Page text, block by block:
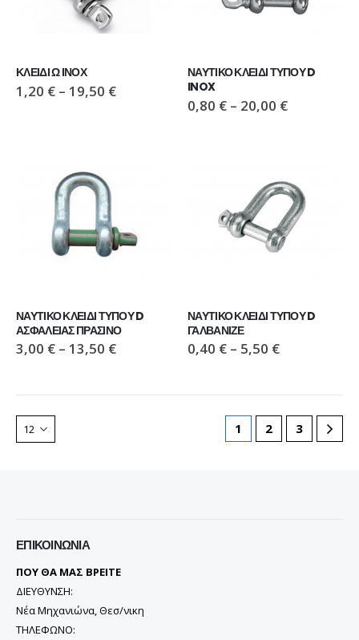
ΚΛΕΙΔΙ Ω ΙΝΟΧ
1,20 € – 19,50 €
ΝΑΥΤΙΚΟ ΚΛΕΙΔΙ ΤΥΠΟΥ D
INOX
0,80 € – 20,00 €
ΝΑΥΤΙΚΟ ΚΛΕΙΔΙ ΤΥΠΟΥ D
ΑΣΦΑΛΕΙΑΣ ΠΡΑΣΙΝΟ
3,00 € – 13,50 €
ΝΑΥΤΙΚΟ ΚΛΕΙΔΙ ΤΥΠΟΥ D
ΓΑΛΒΑΝΙΖΕ
0,40 € – 5,50 €
1 2 3
ΕΠΙΚΟΙΝΩΝΊΑ
ΠΟΥ ΘΑ ΜΑΣ ΒΡΕΙΤΕ
ΔΙΕΥΘΥΝΣΗ:
Νέα Μηχανιώνα, Θεσ/νικη
ΤΗΛΕΦΩΝΟ: